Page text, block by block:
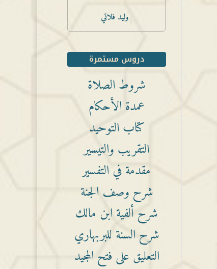
وليد فلاتي
دروس مستمرة
شروط الصلاة
عمدة الأحكام
كتاب التوحيد
التقريب والتيسير
مقدمة في التفسير
شرح وصف الجنة
شرح ألفية ابن مالك
شرح السنة للبربهاري
التعليق على فتح المجيد